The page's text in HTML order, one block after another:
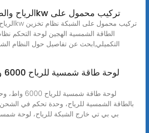
الرياح والطاقة الشمسية 5kw تركيب محمول على
الطاقة الشمسية الهجين لوحة التحكم
التكميلي,ابحث عن تفاصيل حول النظام
لوحة طاقة
بالطاقة الشمسية للرياح، وحدة تحكم في
بي بي تي خارج الشبكة للرياح، لوحة